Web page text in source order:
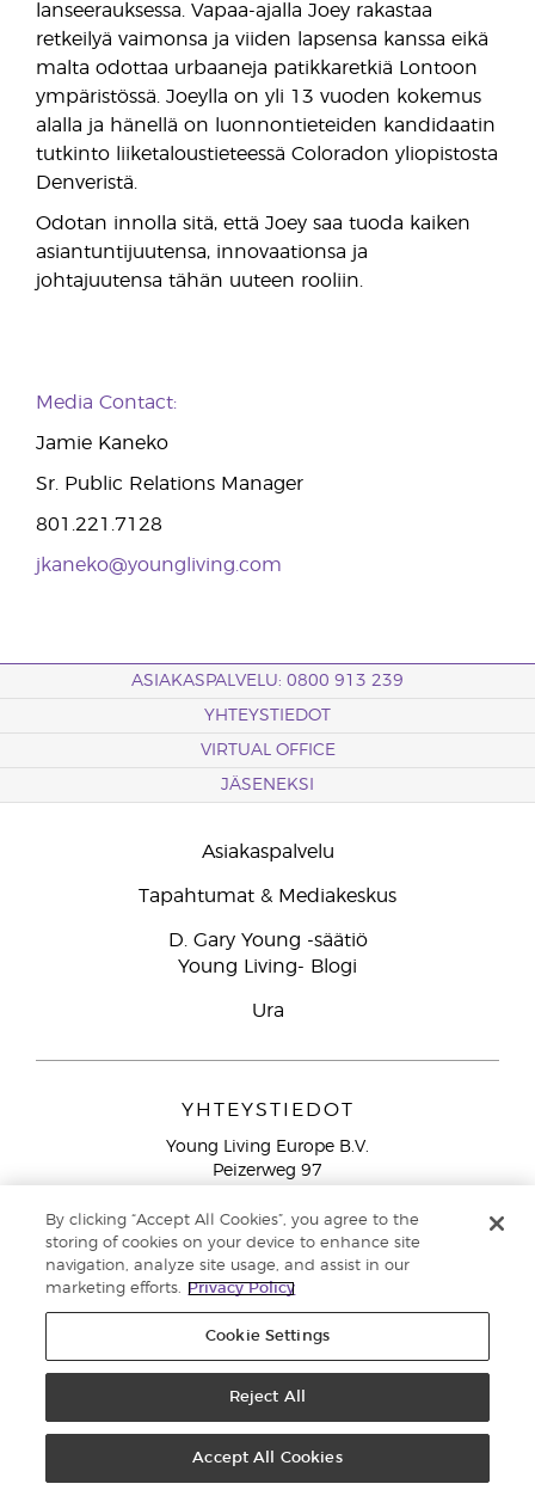
lanseerauksessa. Vapaa-ajalla Joey rakastaa
retkeilyä vaimonsa ja viiden lapsensa kanssa eikä
malta odottaa urbaaneja patikkaretkiä Lontoon
ympäristössä. Joeylla on yli 13 vuoden kokemus
alalla ja hänellä on luonnontieteiden kandidaatin
tutkinto liiketaloustieteessä Coloradon yliopistosta
Denveristä.
Odotan innolla sitä, että Joey saa tuoda kaiken
asiantuntijuutensa, innovaationsa ja
johtajuutensa tähän uuteen rooliin.
Media Contact:
Jamie Kaneko
Sr. Public Relations Manager
801.221.7128
jkaneko@youngliving.com
ASIAKASPALVELU: 0800 913 239
YHTEYSTIEDOT
VIRTUAL OFFICE
JÄSENEKSI
Asiakaspalvelu
Tapahtumat & Mediakeskus
D. Gary Young -säätiö
Young Living- Blogi
Ura
YHTEYSTIEDOT
Young Living Europe B.V.
Peizerweg 97
Netherlands
Ilmainen yhteydenotto lankanumeroista Suomesta
913 239
Email: asiakaspalvelu@youngliving.com
pidätetään. |Yksityisyydensuoja
By clicking “Accept All Cookies”, you agree to the
storing of cookies on your device to enhance site
navigation, analyze site usage, and assist in our
marketing efforts.
Privacy Policy
Cookie Settings
Reject All
Accept All Cookies